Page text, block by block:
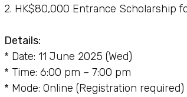
2. HK$80,000 Entrance Scholarship
Details:
* Date: 11 June 2025 (Wed)
* Time: 6:00 pm – 7:00 pm
* Mode: Online (Registration required)